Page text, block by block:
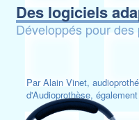
Des logiciels
Développés pour
Par Alain Vinet,
d'Audioprothèse,